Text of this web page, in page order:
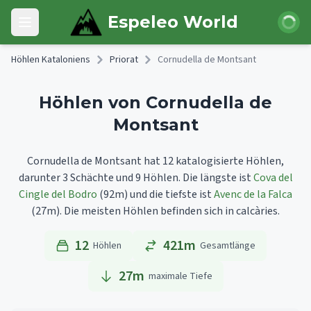
Skip to main content
Open main menu Espeleo World
Höhlen Kataloniens Priorat Cornudella de Montsant
Höhlen von Cornudella de
Montsant
Cornudella de Montsant hat 12 katalogisierte Höhlen,
darunter 3 Schächte und 9 Höhlen. Die längste istCova del
Cingle del Bodro (92m)und die tiefste istAvenc de la Falca
(27m). Die meisten Höhlen befinden sich in calcàries.
12 Höhlen 421m Gesamtlänge
27m maximale Tiefe